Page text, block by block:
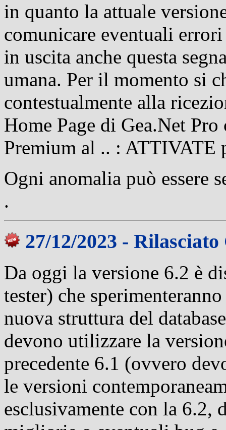
in quanto la attuale
comunicare eventuali
in uscita anche questa
umana. Per il momento si
contestualmente alla
Home Page di Gea.Net
Premium al .. : ATTIVATE
Ogni anomalia può essere
.
27/12/2023 -
Da oggi la versione 6.2 è
tester) che
nuova struttura del
devono utilizzare la
precedente 6.1 (ovvero
le versioni
esclusivamente con la 6.2,